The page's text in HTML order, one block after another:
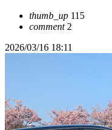
thumb_up 115
comment2
2026/03/16 18:11